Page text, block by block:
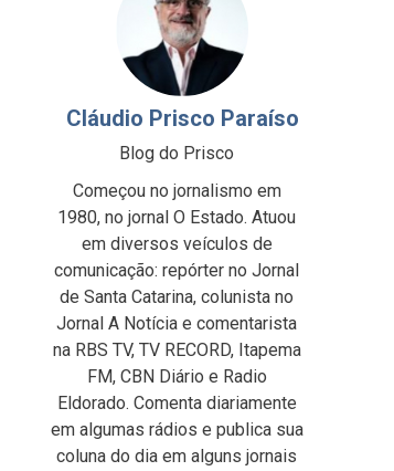
Cláudio Prisco Paraíso
Blog do Prisco
Começou no jornalismo em
1980, no jornal O Estado. Atuou
em diversos veículos de
comunicação: repórter no Jornal
de Santa Catarina, colunista no
Jornal A Notícia e comentarista
na RBS TV, TV RECORD, Itapema
FM, CBN Diário e Radio
Eldorado. Comenta diariamente
em algumas rádios e publica sua
coluna do dia em alguns jornais